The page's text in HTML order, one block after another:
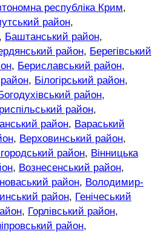
республіка Крим,
район,
, Баштанський район,
район, Берегівський
, Бериславський район,
, Білогірський район,
Богодухівський район,
район,
район, Вараський
, Верховинський район,
район, Вінницька
, Вознесенський район,
район, Володимир-
район, Генічеський
, Горлівський район,
район,